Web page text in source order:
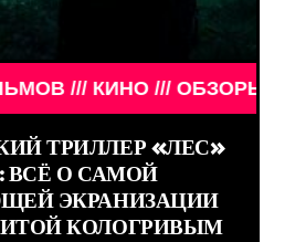
/// ОБЗОРЫ
ТРИЛЛЕР «ЛЕС»
ВСЁ О САМОЙ
ЭКРАНИЗАЦИИ
КОЛОГРИВЫМ